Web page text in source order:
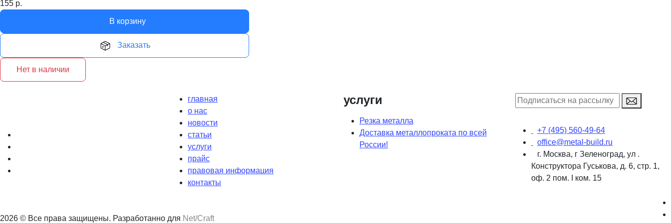
155 р.
В корзину
Заказать
Нет в наличии
+7 (495) 560-49-64
office@metal-build.ru
г. Москва, г Зеленоград, ул .
Конструктора Гуськова, д. 6, стр. 1,
оф. 2 пом. I ком. 15
главная
о нас
новости
статьи
услуги
прайс
правовая информация
контакты
услуги
Резка металла
Доставка металлопроката по всей
России!
2026 © Все права защищены. Разработанно для Net/Craft